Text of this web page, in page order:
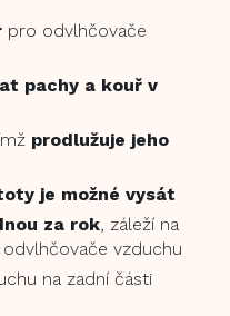
pro odvlhčovače
pachy a kouř v
prodlužuje jeho
je možné vysát
za rok, záleží na
vzduchu
na zadní části